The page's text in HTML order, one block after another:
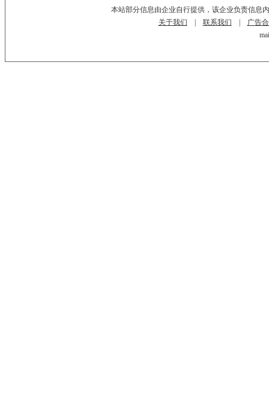
本站部分信息由企业自行提供，该企业负责信息
关于我们
联系我们
广告